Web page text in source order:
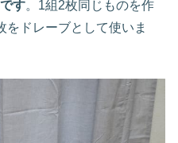
す。1組2枚同じものを作
をドレーブとして使いま